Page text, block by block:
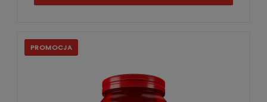
PROMOCJA